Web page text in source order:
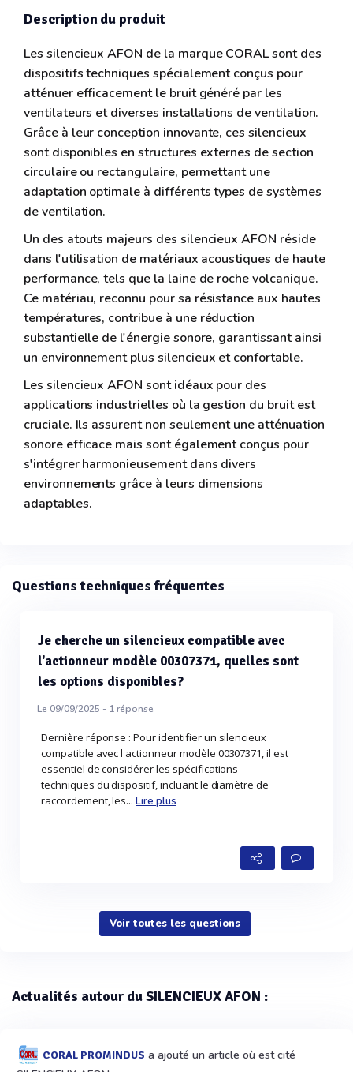
Description du produit
Les silencieux AFON de la marque CORAL sont des
dispositifs techniques spécialement conçus pour
atténuer efficacement le bruit généré par les
ventilateurs et diverses installations de ventilation.
Grâce à leur conception innovante, ces silencieux
sont disponibles en structures externes de section
circulaire ou rectangulaire, permettant une
adaptation optimale à différents types de systèmes
de ventilation.
Un des atouts majeurs des silencieux AFON réside
dans l'utilisation de matériaux acoustiques de haute
performance, tels que la laine de roche volcanique.
Ce matériau, reconnu pour sa résistance aux hautes
températures, contribue à une réduction
substantielle de l'énergie sonore, garantissant ainsi
un environnement plus silencieux et confortable.
Les silencieux AFON sont idéaux pour des
applications industrielles où la gestion du bruit est
cruciale. Ils assurent non seulement une atténuation
sonore efficace mais sont également conçus pour
s'intégrer harmonieusement dans divers
environnements grâce à leurs dimensions
adaptables.
Questions techniques fréquentes
Je cherche un silencieux compatible avec
l'actionneur modèle 00307371, quelles sont
les options disponibles?
Le 09/09/2025 - 1réponse
Dernière réponse : Pour identifier un silencieux
compatible avec l'actionneur modèle 00307371, il est
essentiel de considérer les spécifications
techniques du dispositif, incluant le diamètre de
raccordement, les...Lire plus
Voir toutes les questions
Actualités autour du SILENCIEUX AFON :
CORAL PROMINDUS a ajouté un article où est cité